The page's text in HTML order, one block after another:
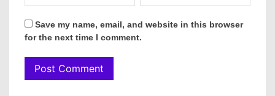
Save my name, email, and website in this browser
for the next time I comment.